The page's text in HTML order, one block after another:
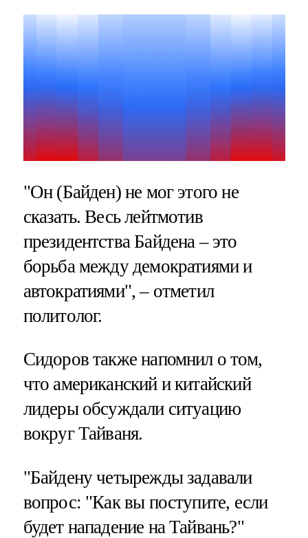
"Он (Байден) не мог этого не
сказать. Весь лейтмотив
президентства Байдена – это
борьба между демократиями и
автократиями", – отметил
политолог.
Сидоров также напомнил о том,
что американский и китайский
лидеры обсуждали ситуацию
вокруг Тайваня.
"Байдену четырежды задавали
вопрос: "Как вы поступите, если
будет нападение на Тайвань?"